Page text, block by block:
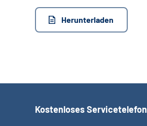
Herunterladen
Kostenloses Servicetelefon